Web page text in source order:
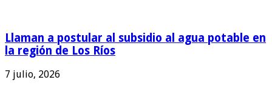
Llaman a postular al subsidio al agua potable en
la región de Los Ríos
7 julio, 2026